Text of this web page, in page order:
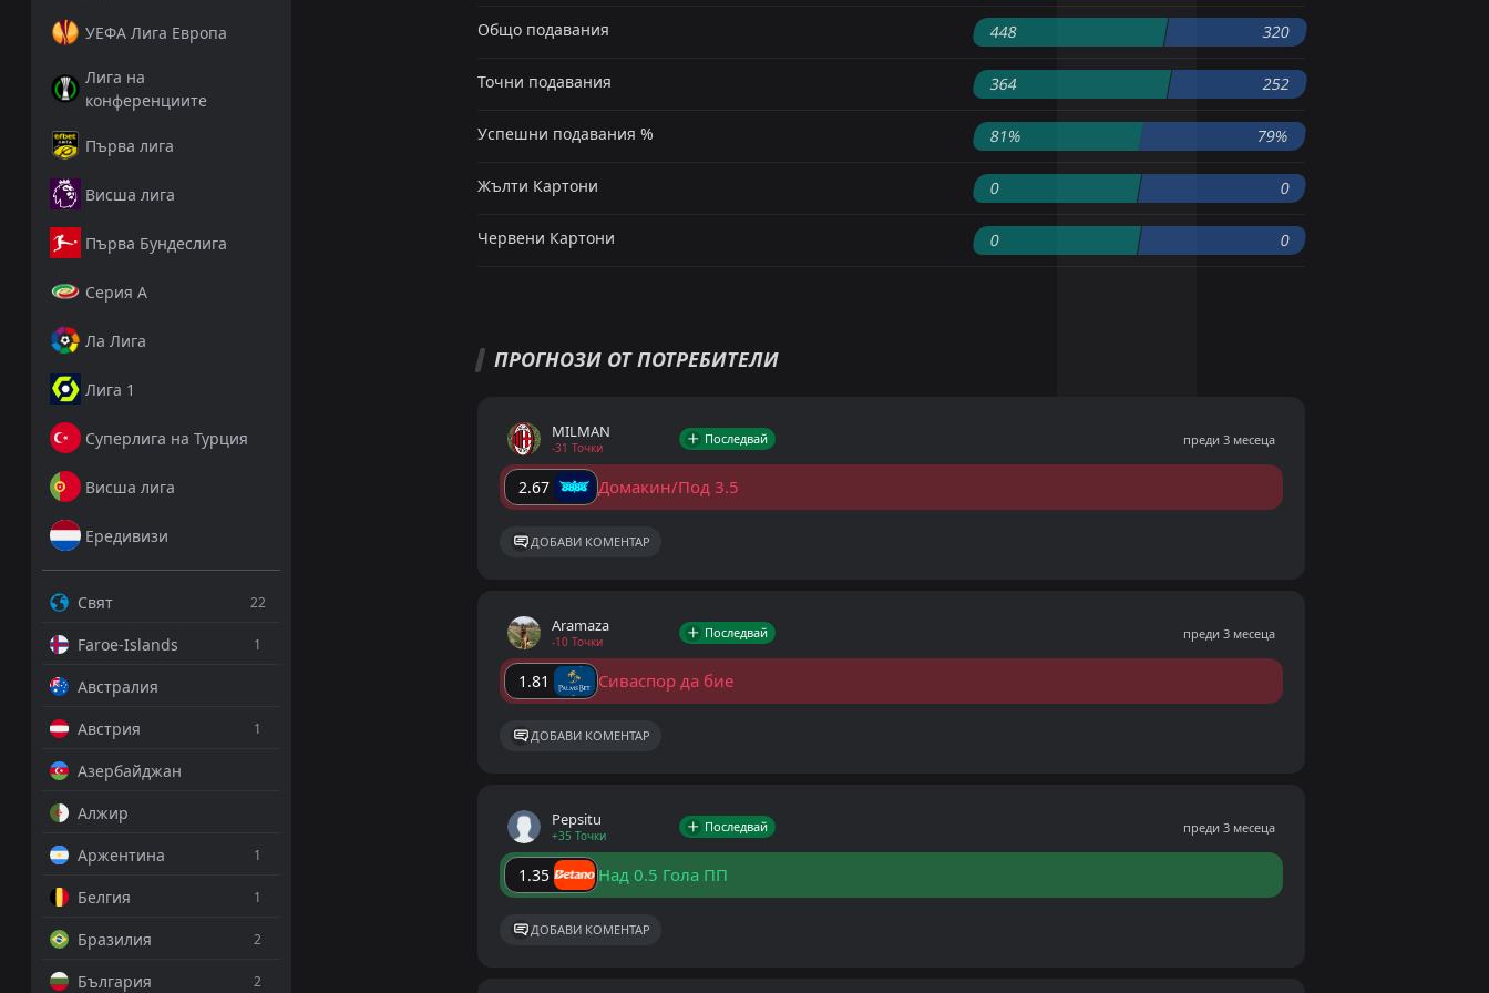
УЕФА Лига Европа
Лига на
конференциите
Първа лига
Висша лига
Първа Бундеслига
Серия А
Ла Лига
Лига 1
Суперлига на Турция
Висша лига
Ередивизи
Свят 22
Faroe-Islands 1
Австралия
Австрия
1
Азербайджан
Алжир
Аржентина
1
Белгия 1
Бразилия 2
България 2
Общо подавания 448 320
Точни подавания 364 252
Успешни подавания % 81% 79%
Жълти Картони 0 0
Червени Картони 0 0
ПРОГНОЗИ ОТ ПОТРЕБИТЕЛИ
MILMAN
-31 Точки
Последвай преди 3 месеца
2.67 Домакин/Под 3.5
ДОБАВИ КОМЕНТАР
Aramaza
-10 Точки
Последвай преди 3 месеца
1.81 Сиваспор да бие
ДОБАВИ КОМЕНТАР
Pepsitu
+35 Точки
Последвай преди 3 месеца
1.35 Над 0.5 Гола ПП
ДОБАВИ КОМЕНТАР